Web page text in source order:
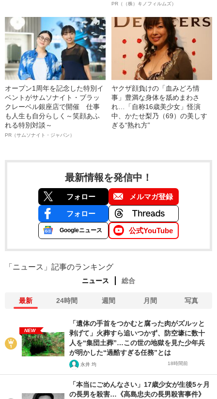
PR（（株）キノフィルムズ）
オープン1周年を記念した特別イ
ベントがサムソナイト・ブラッ
クレーベル銀座店で開催 仕事
も人生も自分らしく～笑顔あふ
れる特別対談～
PR（サムソナイト・ジャパン）
ヤクザ顔負けの「血みどろ情
事」豊満な身体を舐めまわさ
れ…「自称16歳美少女」怪演
中、かたせ梨乃（69）の美しす
ぎる“熟れ方”
最新情報を発信中！
フォロー メルマガ登録
フォロー
Googleニュース 公式YouTube
「ニュース」記事のランキング
ニュース 総合
最新 24時間 週間 月間 写真
NEW
「遺体の手首をつかむと腐った肉がズルッと
剥げて」火葬すら追いつかず、防空壕に数十
人を“集団土葬”…この世の地獄を見た少年兵
が明かした“過酷すぎる任務”とは
永井 均 18時間前
「本当にごめんなさい」17歳少女が生後5ヶ月
の長男を殺害…《高島忠夫の長男殺害事件》